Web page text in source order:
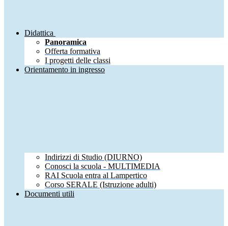
Didattica
Panoramica
Offerta formativa
I progetti delle classi
Orientamento in ingresso
Indirizzi di Studio (DIURNO)
Conosci la scuola - MULTIMEDIA
RAI Scuola entra al Lampertico
Corso SERALE (Istruzione adulti)
Documenti utili